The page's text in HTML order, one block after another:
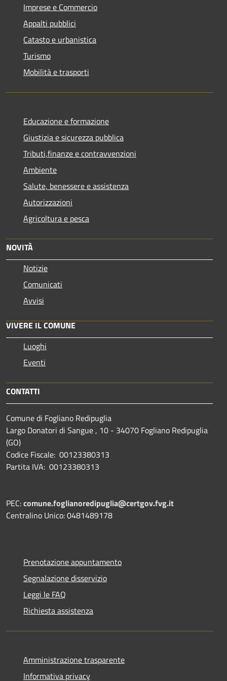
Imprese e Commercio
Appalti pubblici
Catasto e urbanistica
Turismo
Mobilità e trasporti
Educazione e formazione
Giustizia e sicurezza pubblica
Tributi,finanze e contravvenzioni
Ambiente
Salute, benessere e assistenza
Autorizzazioni
Agricoltura e pesca
NOVITÀ
Notizie
Comunicati
Avvisi
VIVERE IL COMUNE
Luoghi
Eventi
CONTATTI
Comune di Fogliano Redipuglia
Largo Donatori di Sangue , 10 - 34070 Fogliano Redipuglia
(GO)
Codice Fiscale: 00123380313
Partita IVA: 00123380313
PEC:comune.foglianoredipuglia@certgov.fvg.it
Centralino Unico: 0481489178
Prenotazione appuntamento
Segnalazione disservizio
Leggi le FAQ
Richiesta assistenza
Amministrazione trasparente
Informativa privacy